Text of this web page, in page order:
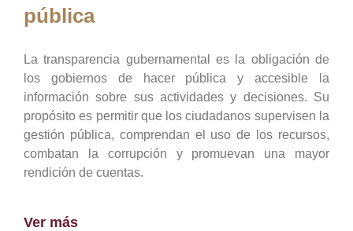
pública
La transparencia gubernamental es la obligación de
los gobiernos de hacer pública y accesible la
información sobre sus actividades y decisiones. Su
propósito es permitir que los ciudadanos supervisen la
gestión pública, comprendan el uso de los recursos,
combatan la corrupción y promuevan una mayor
rendición de cuentas.
Ver más